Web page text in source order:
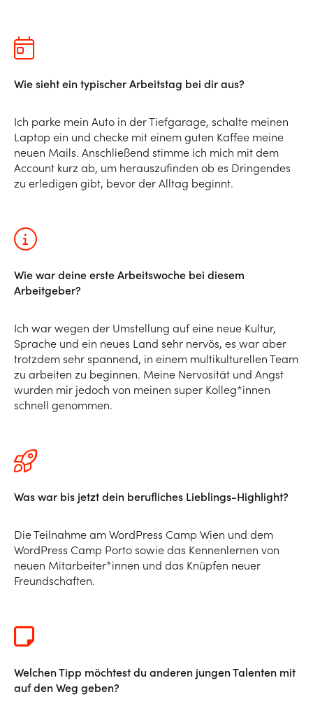
Wie sieht ein typischer Arbeitstag bei dir aus?
Ich parke mein Auto in der Tiefgarage, schalte meinen
Laptop ein und checke mit einem guten Kaffee meine
neuen Mails. Anschließend stimme ich mich mit dem
Account kurz ab, um herauszufinden ob es Dringendes
zu erledigen gibt, bevor der Alltag beginnt.
Wie war deine erste Arbeitswoche bei diesem
Arbeitgeber?
Ich war wegen der Umstellung auf eine neue Kultur,
Sprache und ein neues Land sehr nervös, es war aber
trotzdem sehr spannend, in einem multikulturellen Team
zu arbeiten zu beginnen. Meine Nervosität und Angst
wurden mir jedoch von meinen super Kolleg*innen
schnell genommen.
Was war bis jetzt dein berufliches Lieblings-Highlight?
Die Teilnahme am WordPress Camp Wien und dem
WordPress Camp Porto sowie das Kennenlernen von
neuen Mitarbeiter*innen und das Knüpfen neuer
Freundschaften.
Welchen Tipp möchtest du anderen jungen Talenten mit
auf den Weg geben?